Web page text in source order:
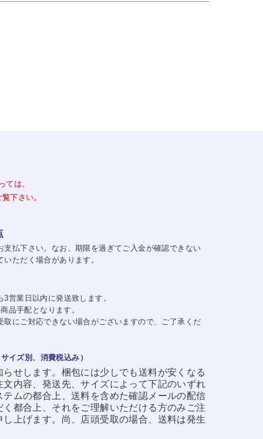
ては、
下さい。
払下さい。なお、期限を過ぎてご入金が確認できない
ただく場合があります。
営業日以内に発送致します。
品手配となります。
取にご対応できない場合がございますので、ご了承くだ
イズ別、消費税込み）
せします。梱包には少しでも送料が安くなる
内容、発送先、サイズによって下記のいずれ
ムの都合上、送料を含めた確認メールの配信
都合上、それをご理解いただける方のみご注
上げます。尚、店頭受取の場合、送料は発生